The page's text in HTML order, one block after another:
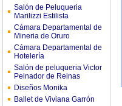
Salón de Peluqueria
Marilizzi Estilista
Cámara Departamental de
Mineria de Oruro
Cámara Departamental de
Hotelería
Salón de peluqueria Victor
Peinador de Reinas
Diseños Monika
Ballet de Viviana Garrón